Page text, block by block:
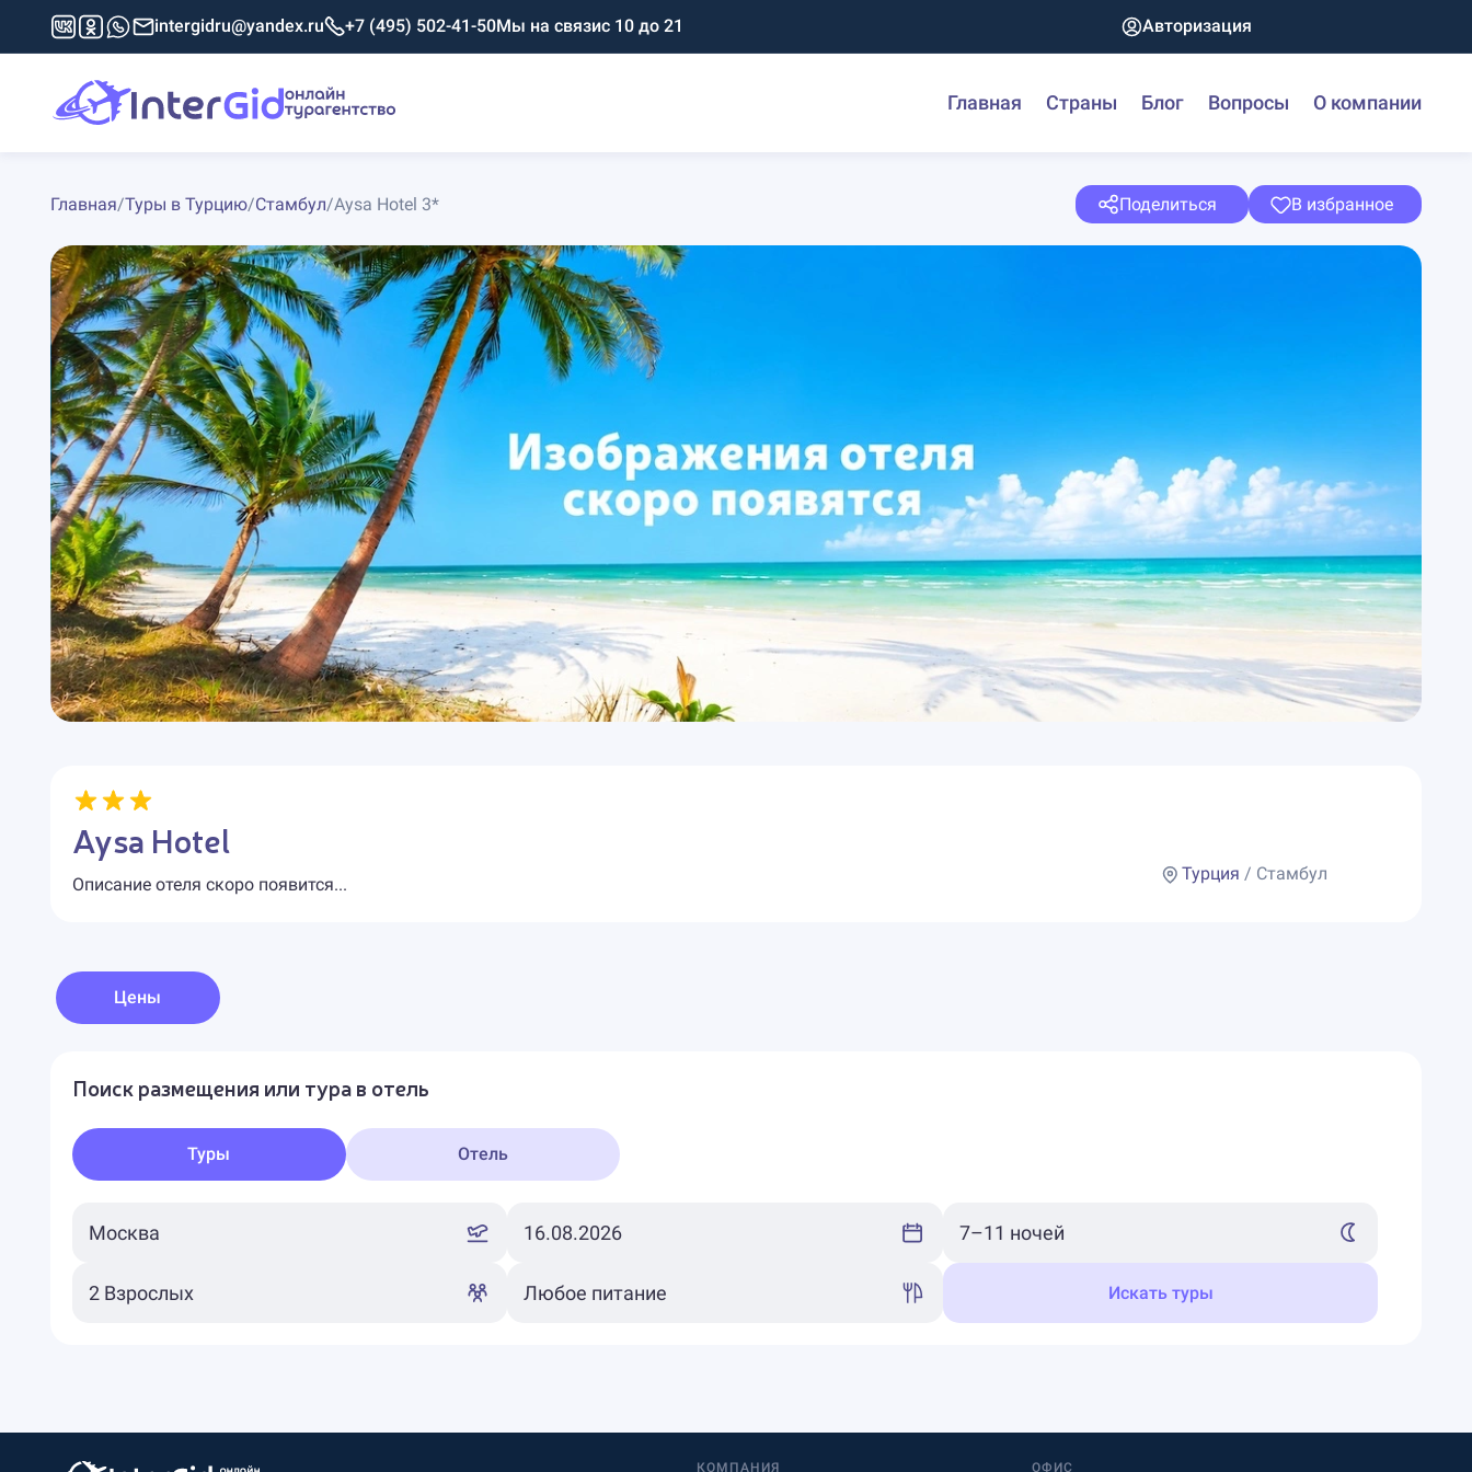
intergidru@yandex.ru +7 (495) 502-41-50Мы на связис 10 до 21 Авторизация
Главная Страны Блог Вопросы О компании
Главная/Туры в Турцию/Стамбул/Aysa Hotel 3* Поделиться В избранное
Aysa Hotel
Описание отеля скоро появится...
Турция / Стамбул
Цены
Поиск размещения или тура в отель
Туры Отель
Искать туры
КОМПАНИЯ ОФИС